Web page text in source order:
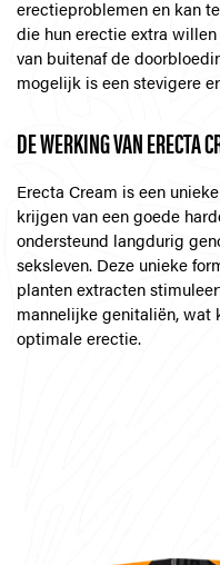
erectieproblemen en kan
die hun erectie extra
van buitenaf de
mogelijk is een stevigere
DE WERKING VAN ERECTA
Erecta Cream is een
krijgen van een goede
ondersteund langdurig
seksleven. Deze unieke
planten extracten
mannelijke genitaliën, wat
optimale erectie.